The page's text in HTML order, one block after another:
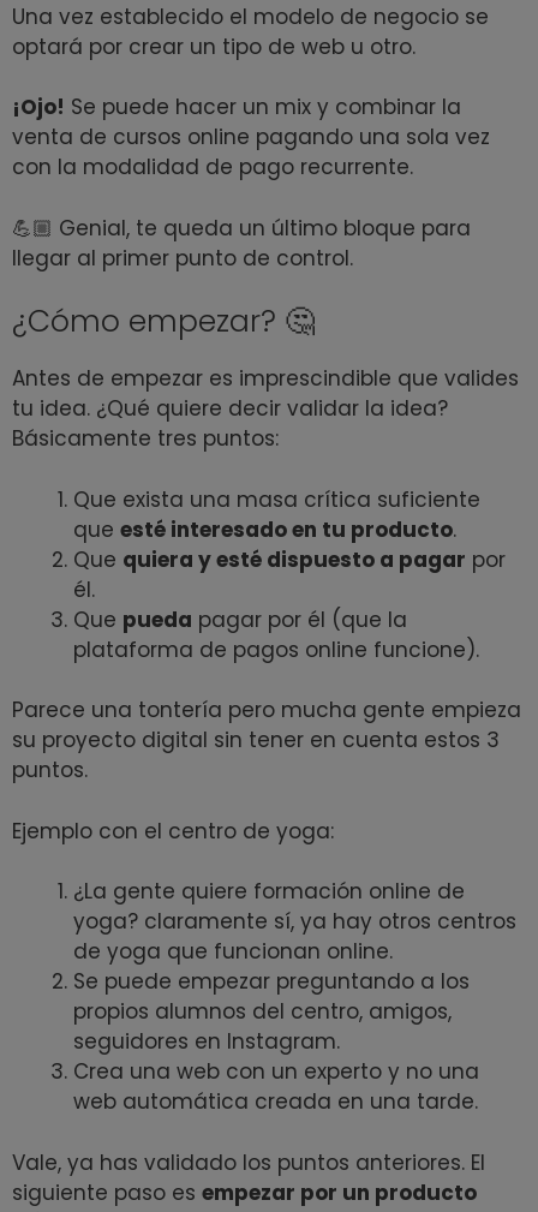
Una vez establecido el modelo de negocio se
optará por crear un tipo de web u otro.
¡Ojo! Se puede hacer un mix y combinar la
venta de cursos online pagando una sola vez
con la modalidad de pago recurrente.
💪🏼 Genial, te queda un último bloque para
llegar al primer punto de control.
¿Cómo empezar? 🤔
Antes de empezar es imprescindible que valides
tu idea. ¿Qué quiere decir validar la idea?
Básicamente tres puntos:
Que exista una masa crítica suficiente
que esté interesado en tu producto.
Que quiera y esté dispuesto a pagar por
él.
Que pueda pagar por él (que la
plataforma de pagos online funcione).
Parece una tontería pero mucha gente empieza
su proyecto digital sin tener en cuenta estos 3
puntos.
Ejemplo con el centro de yoga:
¿La gente quiere formación online de
yoga? claramente sí, ya hay otros centros
de yoga que funcionan online.
Se puede empezar preguntando a los
propios alumnos del centro, amigos,
seguidores en Instagram.
Crea una web con un experto y no una
web automática creada en una tarde.
Vale, ya has validado los puntos anteriores. El
siguiente paso es empezar por un producto